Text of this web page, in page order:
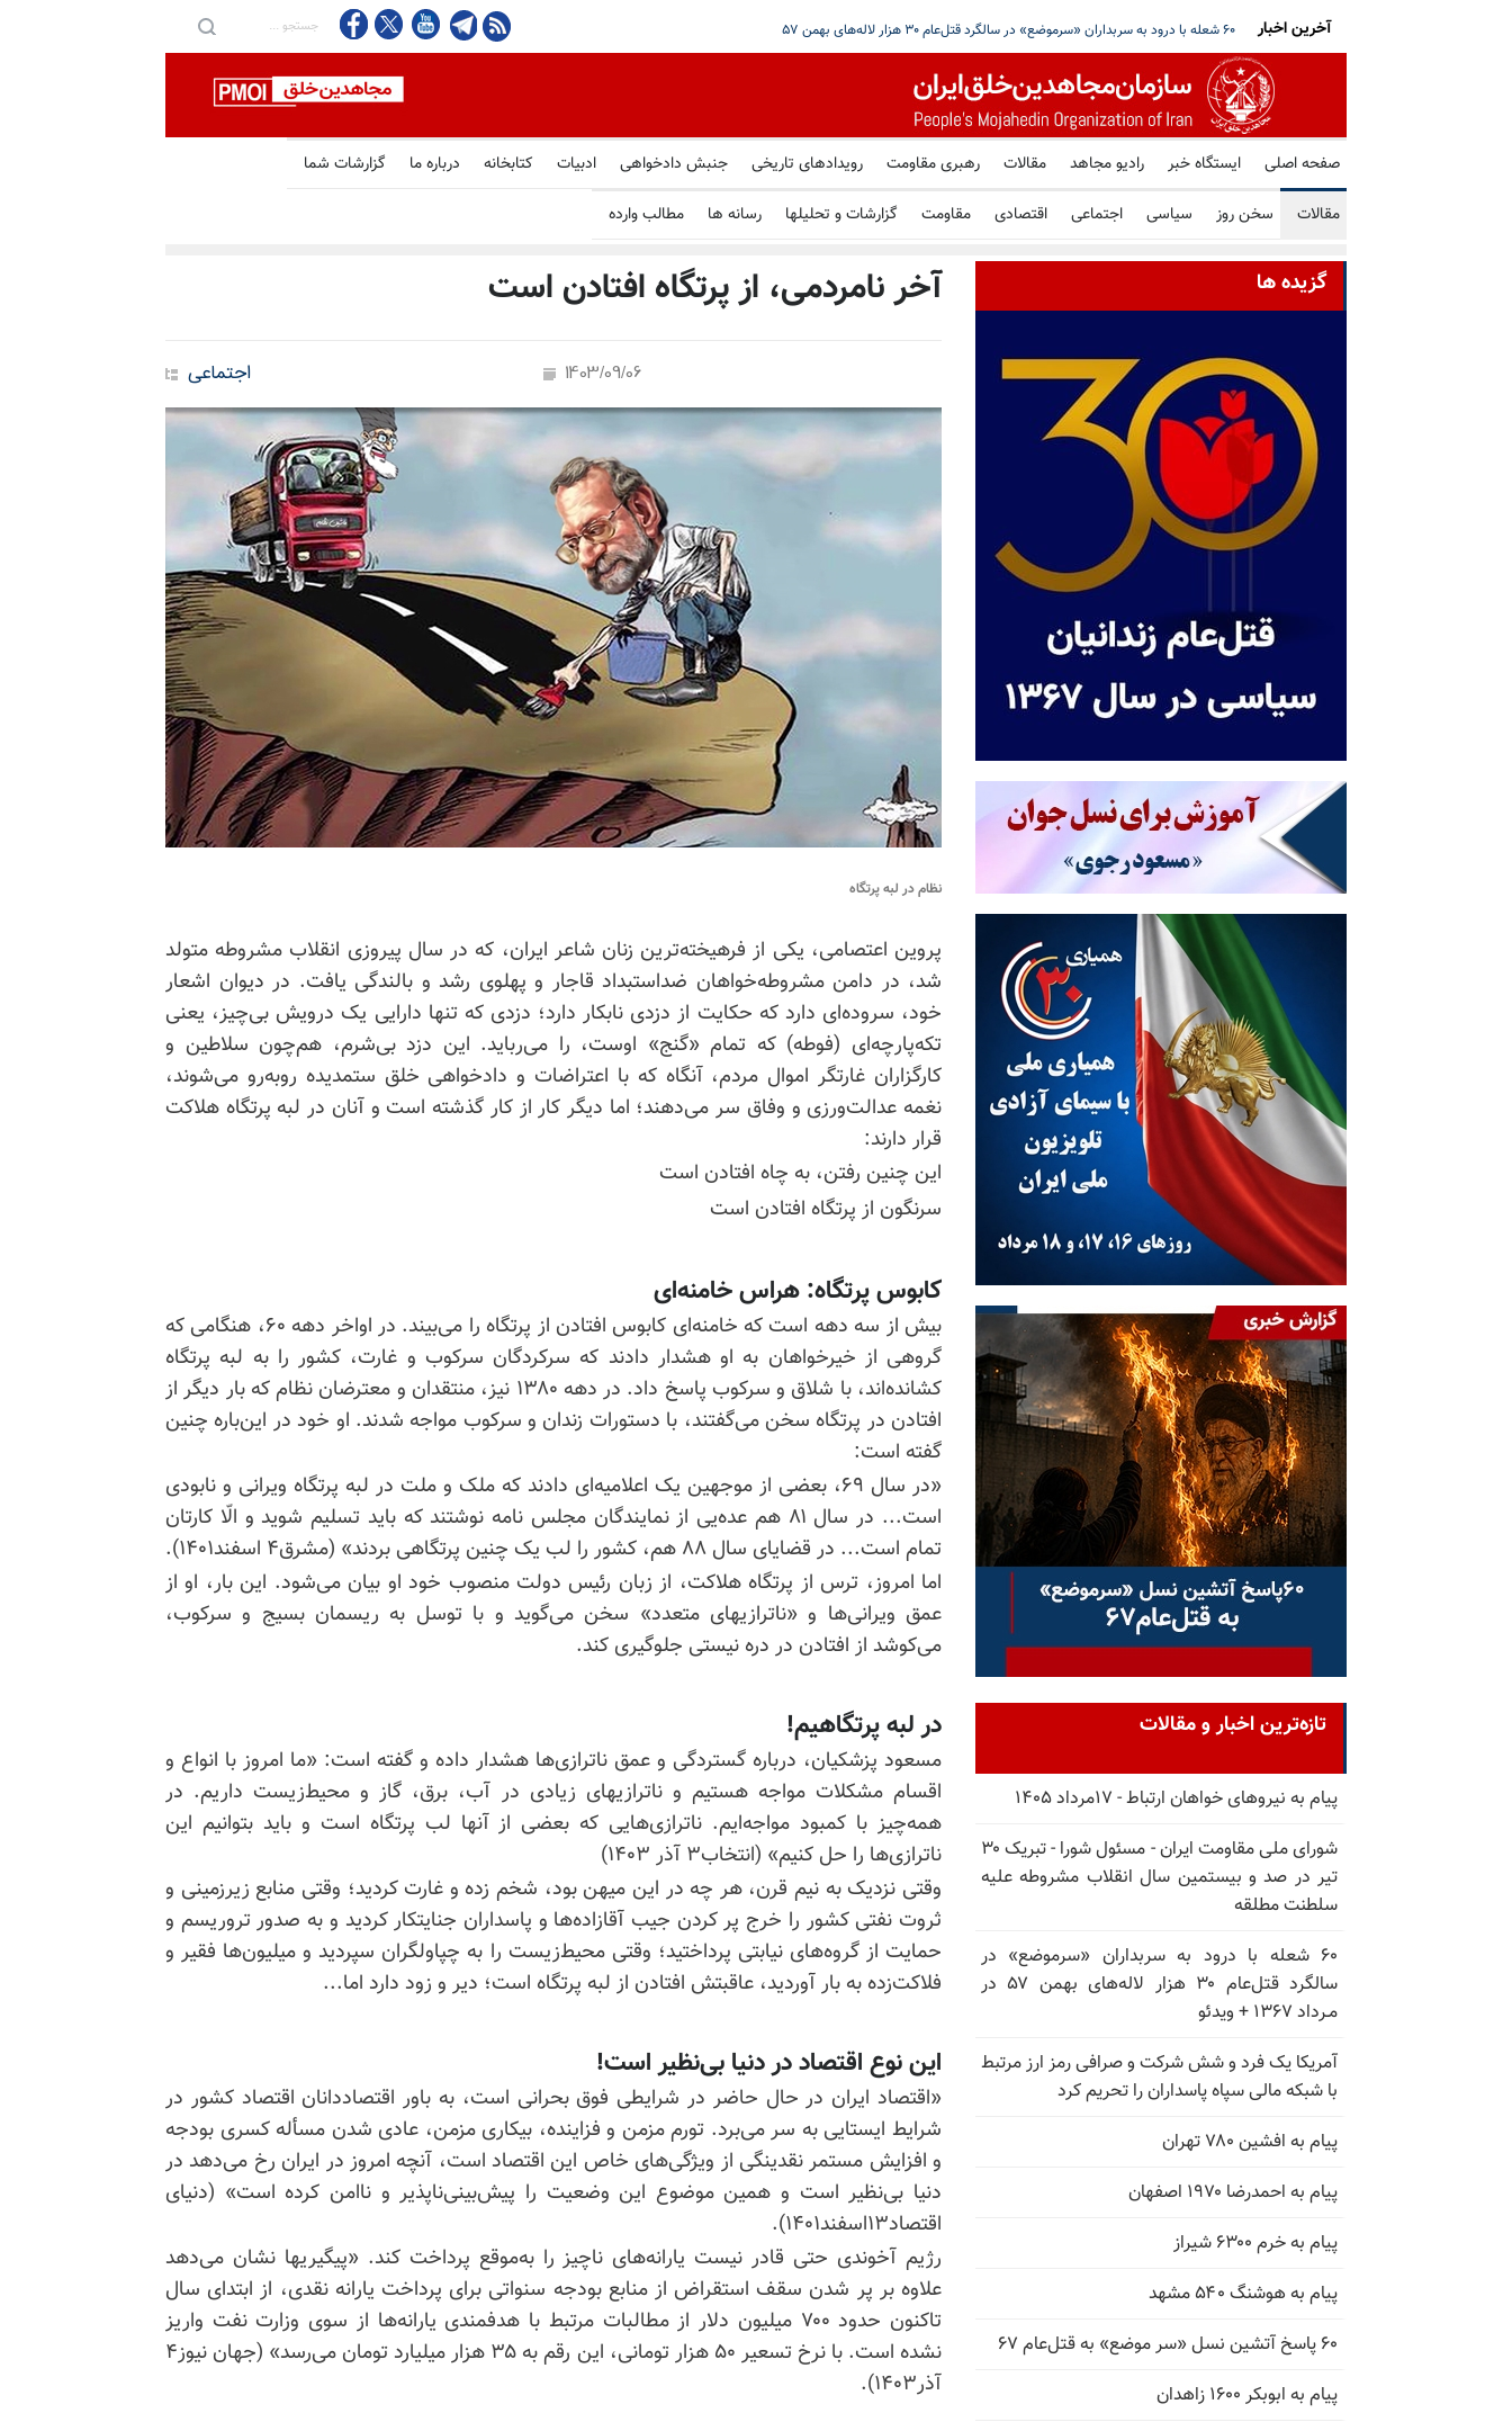
آمریکا یک فرد و شش شرکت و صرافی رمز ارز مرتبط با شبکه مالی سپاه هرمز خبر داد؛ علم‌الهدی خواستار ادامه جنگ
آخرین اخبار
صفحه اصلی ایستگاه خبر رادیو مجاهد مقالات رهبری مقاومت رویدادهای تاریخی جنبش دادخواهی ادبیات کتابخانه درباره ما گزارشات شما
مقالات سخن روز سیاسی اجتماعی اقتصادی مقاومت گزارشات و تحلیلها رسانه ها مطالب وارده
آخر نامردمی، از پرتگاه افتادن است
اجتماعی 1403/09/06
نظام در لبه پرتگاه
پروین اعتصامی، یکی از فرهیخته‌ترین زنان شاعر ایران، که در سال پیروزی انقلاب مشروطه متولد
شد، در دامن مشروطه‌خواهان ضداستبداد قاجار و پهلوی رشد و بالندگی یافت. در دیوان اشعار
خود، سروده‌ای دارد که حکایت از دزدی نابکار دارد؛ دزدی که تنها دارایی یک درویش بی‌چیز، یعنی
تکه‌پارچه‌ای (فوطه) که تمام «گنج» اوست، را می‌رباید. این دزد بی‌شرم، هم‌چون سلاطین و
کارگزاران غارتگر اموال مردم، آنگاه که با اعتراضات و دادخواهی خلق ستمدیده روبه‌رو می‌شوند،
نغمه عدالت‌ورزی و وفاق سر می‌دهند؛ اما دیگر کار از کار گذشته است و آنان در لبه پرتگاه هلاکت
قرار دارند:
این چنین رفتن، به چاه افتادن است
سرنگون از پرتگاه افتادن است
کابوس پرتگاه: هراس خامنه‌ای
بیش از سه دهه است که خامنه‌ای کابوس افتادن از پرتگاه را می‌بیند. در اواخر دهه ۶۰، هنگامی که
گروهی از خیرخواهان به او هشدار دادند که سرکردگان سرکوب و غارت، کشور را به لبه پرتگاه
کشانده‌اند، با شلاق و سرکوب پاسخ داد. در دهه ۱۳۸۰ نیز، منتقدان و معترضان نظام که بار دیگر از
افتادن در پرتگاه سخن می‌گفتند، با دستورات زندان و سرکوب مواجه شدند. او خود در این‌باره چنین
گفته است:
«در سال ۶۹، بعضی از
موجهین یک اعلامیه‌ای دادند که ملک و ملت در لبه پرتگاه ویرانی و نابودی
است... در سال ۸۱ هم عده‌یی از نمایندگان مجلس نامه نوشتند که باید تسلیم شوید و الّا کارتان
تمام است... در قضایای سال ۸۸ هم، کشور را لب یک چنین پرتگاهی بردند» (مشرق۴ اسفند۱۴۰۱).
اما امروز، ترس از پرتگاه هلاکت، از زبان رئیس دولت منصوب خود او بیان می‌شود. این بار، او از
عمق ویرانی‌ها و «ناترازیهای متعدد» سخن می‌گوید و با توسل به ریسمان بسیج و سرکوب،
می‌کوشد از افتادن در دره نیستی جلوگیری کند.
در لبه پرتگاهیم!
مسعود پزشکیان، درباره گستردگی و عمق ناترازی‌ها هشدار داده و گفته است: «ما امروز با انواع و
اقسام مشکلات مواجه هستیم و ناترازیهای زیادی در آب، برق، گاز و محیط‌زیست داریم. در
همه‌چیز با کمبود مواجه‌ایم. ناترازی‌هایی که بعضی از آنها لب پرتگاه است و باید بتوانیم این
ناترازی‌ها را حل کنیم» (انتخاب۳ آذر ۱۴۰۳)
وقتی نزدیک به نیم قرن، هر چه در این میهن بود، شخم زده و غارت کردید؛ وقتی منابع زیرزمینی و
ثروت نفتی کشور را خرج پر کردن جیب آقازاده‌ها و پاسداران جنایتکار کردید و به صدور تروریسم و
حمایت از گروه‌های نیابتی پرداختید؛ وقتی محیط‌زیست را به چپاولگران سپردید و میلیون‌ها فقیر و
فلاکت‌زده به بار آوردید، عاقبتش افتادن از لبه پرتگاه است؛ دیر و زود دارد اما...
این نوع اقتصاد در دنیا بی‌نظیر است!
«اقتصاد ایران در حال حاضر در شرایطی فوق بحرانی است، به باور اقتصاددانان اقتصاد کشور در
شرایط ایستایی به سر می‌برد. تورم مزمن و فزاینده، بیکاری مزمن، عادی شدن مسأله کسری بودجه
و افزایش مستمر نقدینگی از ویژگی‌های خاص این اقتصاد است، آنچه امروز در ایران رخ می‌دهد در
دنیا بی‌نظیر است و همین موضوع این وضعیت را پیش‌بینی‌ناپذیرو ناامن کرده است» (دنیای
اقتصاد۱۳اسفند۱۴۰۱).
رژیم آخوندی حتی قادر نیست یارانه‌های ناچیز را به‌موقع پرداخت کند. «پیگیریها نشان می‌دهد
علاوه بر پر شدن سقف استقراض از منابع بودجه سنواتی برای پرداخت یارانه نقدی، از ابتدای سال
تاکنون حدود ۷۰۰ میلیون دلار از مطالبات مرتبط با هدفمندی یارانه‌ها از سوی وزارت نفت واریز
نشده است. با نرخ تسعیر ۵۰ هزار تومانی، این رقم به ۳۵ هزار میلیارد تومان می‌رسد» (جهان نیوز۴
آذر۱۴۰۳).
گزیده ها
تازه‌ترین اخبار و مقالات
پیام به نیروهای خواهان ارتباط - ۱۷مرداد ۱۴۰۵
شورای ملی مقاومت ایران - مسئول شورا - تبریک ۳۰
تیر در صد و بیستمین سال انقلاب مشروطه علیه
سلطنت مطلقه
۶۰ شعله با درود به سربداران «سرموضع» در
سالگرد قتل‌عام ۳۰ هزار لاله‌های بهمن ۵۷ در
مـرداد ۱۳۶۷ + ویدئو
آمریکا یک فرد و شش شرکت و صرافی رمز ارز مرتبط
با شبکه مالی سپاه پاسداران را تحریم کرد
پیام به افشین ۷۸۰ تهران
پیام به احمدرضا ۱۹۷۰ اصفهان
پیام به خرم ۶۳۰۰ شیراز
پیام به هوشنگ ۵۴۰ مشهد
۶۰ پاسخ آتشین نسل «سر موضع» به قتل‌عام ۶۷
پیام به ابوبکر ۱۶۰۰ زاهدان